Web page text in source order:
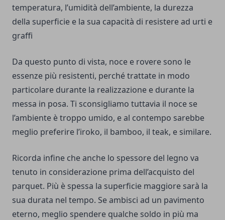
temperatura, l’umidità dell’ambiente, la durezza
della superficie e la sua capacità di resistere ad urti e
graffi
Da questo punto di vista, noce e rovere sono le
essenze più resistenti, perché trattate in modo
particolare durante la realizzazione e durante la
messa in posa. Ti sconsigliamo tuttavia il noce se
l’ambiente è troppo umido, e al contempo sarebbe
meglio preferire l’iroko, il bamboo, il teak, e similare.
Ricorda infine che anche lo spessore del legno va
tenuto in considerazione prima dell’acquisto del
parquet. Più è spessa la superficie maggiore sarà la
sua durata nel tempo. Se ambisci ad un pavimento
eterno, meglio spendere qualche soldo in più ma